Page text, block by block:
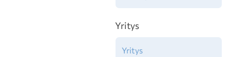
Yritys